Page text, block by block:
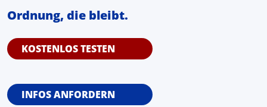
Ordnung, die bleibt.
KOSTENLOS TESTEN
INFOS ANFORDERN